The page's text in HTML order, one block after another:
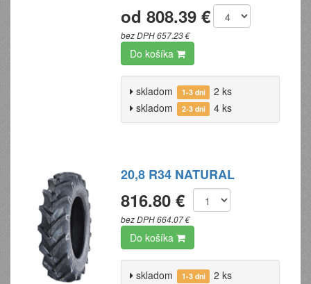
od 808.39 €
bez DPH 657.23 €
Do košíka
skladom 1-3 dni
2 ks
skladom
2-3 dni 4 ks
20,8 R34 NATURAL
816.80 €
bez DPH 664.07 €
Do košíka
skladom 1-3 dni 2 ks